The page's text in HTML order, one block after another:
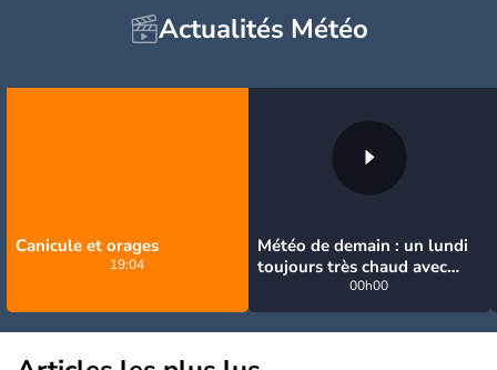
Actualités Météo
Canicule et orages
19:04
Météo de demain : un lundi
toujours très chaud avec
quelques orages
00h00